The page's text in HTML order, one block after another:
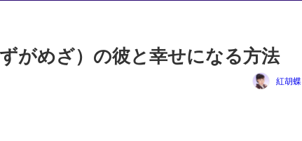
がめざ）の彼と幸せになる方法
紅胡蝶